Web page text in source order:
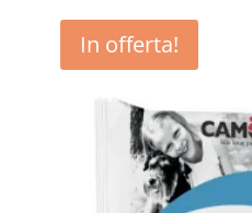
In offerta!